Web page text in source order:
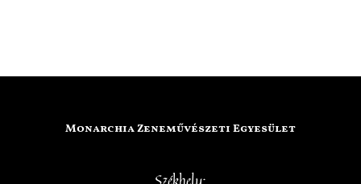
Monarchia Zeneművészeti Egyesület